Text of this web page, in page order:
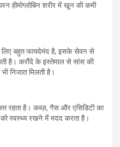
हीमोग्लोबिन शरीर में खून की कमी
बहुत फायदेमंद है, इसके सेवन से
है। करौंदे के इस्तेमाल से सांस की
निजात मिलती है।
रहता है। कब्ज़, गैस और एसिडिटी का
को स्वस्थ्य रखने में मदद करता है।